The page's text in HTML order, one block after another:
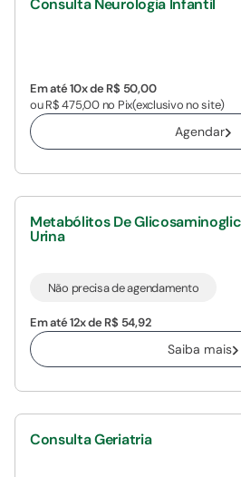
Consulta Neurologia Infantil
Em até 10x de R$ 50,00
ou R$ 475,00 no Pix(exclusivo no site)
Agendar
Metabólitos De
Urina
Não precisa de agendamento
Em até 12x de R$ 54,92
Saiba mais
Consulta Geriatria